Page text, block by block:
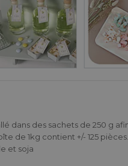
dans des sachets de 250 g
de 1kg contient +/- 125 pièces.
et soja